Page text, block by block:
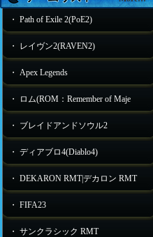
・ Path of Exile 2(PoE2)
・ レイヴン2(RAVEN2)
・ Apex Legends
・ ロム(ROM：Remember of Maje
・ ブレイドアンドソウル2
・ ディアブロ4(Diablo4)
・ DEKARON RMT|デカロン RMT
・ FIFA23
・ サンクラシック RMT